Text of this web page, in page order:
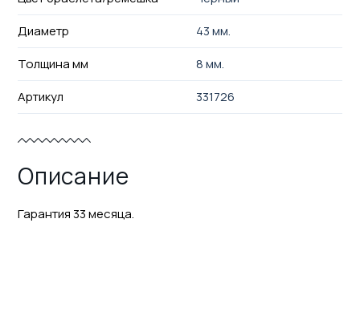
Диаметр
43 мм.
Толщина мм
8 мм.
Артикул
331726
Описание
Гарантия 33 месяца.